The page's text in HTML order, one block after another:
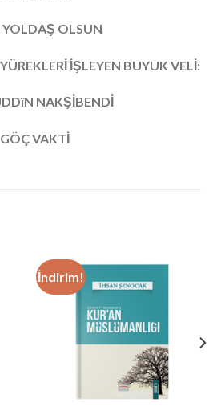
YOLDAŞ OLSUN
İŞLEYEN BUYUK VELİ:
NAKŞİBENDİ
GÖÇ VAKTİ
İndirim!